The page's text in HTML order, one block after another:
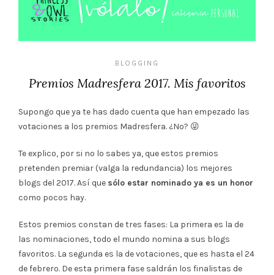
BLOGGING
Premios Madresfera 2017. Mis favoritos
Supongo que ya te has dado cuenta que han empezado las
votaciones a los premios Madresfera. ¿No? 😜
Te explico, por si no lo sabes ya, que estos premios
pretenden premiar (valga la redundancia) los mejores
blogs del 2017. Así que sólo estar nominado ya es un honor
como pocos hay.
Estos premios constan de tres fases: La primera es la de
las nominaciones, todo el mundo nomina a sus blogs
favoritos. La segunda es la de votaciones, que es hasta el 24
de febrero. De esta primera fase saldrán los finalistas de